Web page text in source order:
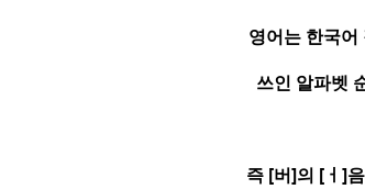
영어는 한국
쓰인 알파벳
즉 [버]의 [ ㅓ ]